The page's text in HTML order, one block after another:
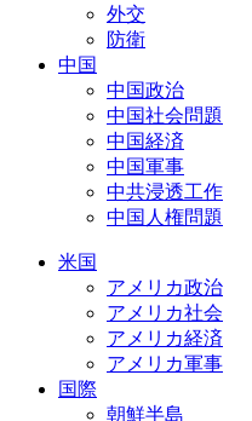
外交
防衛
中国
中国政治
中国社会問題
中国経済
中国軍事
中共浸透工作
中国人権問題
米国
アメリカ政治
アメリカ社会
アメリカ経済
アメリカ軍事
国際
朝鮮半島